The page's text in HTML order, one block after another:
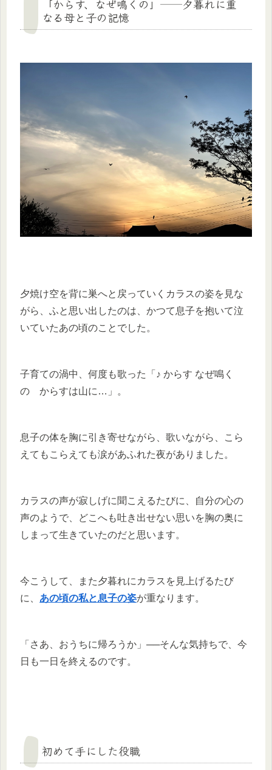
「からす、なぜ鳴くの」──夕暮れに重
なる母と子の記憶
夕焼け空を背に巣へと戻っていくカラスの姿を見な
がら、ふと思い出したのは、かつて息子を抱いて泣
いていたあの頃のことでした。
子育ての渦中、何度も歌った「♪ からす なぜ鳴く
の からすは山に…」。
息子の体を胸に引き寄せながら、歌いながら、こら
えてもこらえても涙があふれた夜がありました。
カラスの声が寂しげに聞こえるたびに、自分の心の
声のようで、どこへも吐き出せない思いを胸の奥に
しまって生きていたのだと思います。
今こうして、また夕暮れにカラスを見上げるたび
に、 あの頃の私と息子の姿が重なります。
「さあ、おうちに帰ろうか」──そんな気持ちで、今
日も一日を終えるのです。
初めて手にした役職